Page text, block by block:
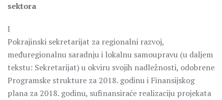
sektora
I
Pokrajinski sekretarijat za regionalni razvoj,
međuregionalnu saradnju i lokalnu samoupravu (u daljem
tekstu: Sekretarijat) u okviru svojih nadležnosti, odobrene
Programske strukture za 2018. godinu i Finansijskog
plana za 2018. godinu, sufinansiraće realizaciju projekata